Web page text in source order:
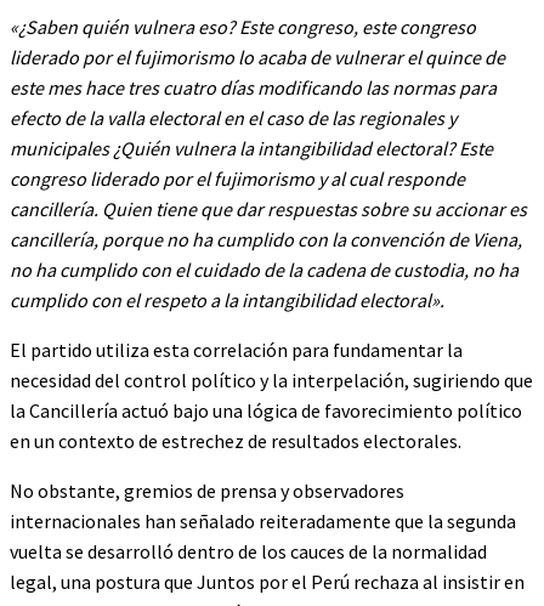
«¿Saben quién vulnera eso? Este congreso, este congreso
liderado por el fujimorismo lo acaba de vulnerar el quince de
este mes hace tres cuatro días modificando las normas para
efecto de la valla electoral en el caso de las regionales y
municipales ¿Quién vulnera la intangibilidad electoral? Este
congreso liderado por el fujimorismo y al cual responde
cancillería. Quien tiene que dar respuestas sobre su accionar es
cancillería, porque no ha cumplido con la convención de Viena,
no ha cumplido con el cuidado de la cadena de custodia, no ha
cumplido con el respeto a la intangibilidad electoral».
El partido utiliza esta correlación para fundamentar la
necesidad del control político y la interpelación, sugiriendo que
la Cancillería actuó bajo una lógica de favorecimiento político
en un contexto de estrechez de resultados electorales.
No obstante, gremios de prensa y observadores
internacionales han señalado reiteradamente que la segunda
vuelta se desarrolló dentro de los cauces de la normalidad
legal, una postura que Juntos por el Perú rechaza al insistir en